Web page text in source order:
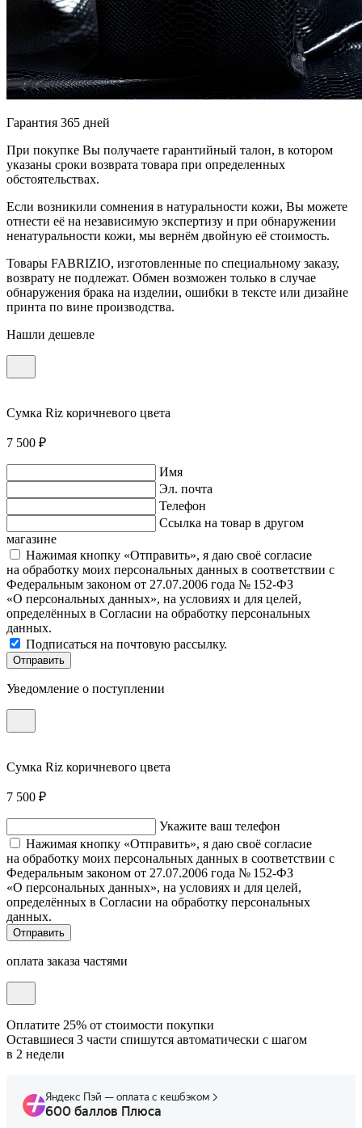
Гарантия 365 дней
При покупке Вы получаете гарантийный талон, в котором
указаны сроки возврата товара при определенных
обстоятельствах.
Если возникили сомнения в натуральности кожи, Вы можете
отнести её на независимую экспертизу и при обнаружении
ненатуральности кожи, мы вернём двойную её стоимость.
Товары FABRIZIO, изготовленные по специальному заказу,
возврату не подлежат. Обмен возможен только в случае
обнаружения брака на изделии, ошибки в тексте или дизайне
принта по вине производства.
Нашли дешевле
Сумка Riz коричневого цвета
7 500 ₽
Имя
Эл. почта
Телефон
Ссылка на товар в другом
магазине
Нажимая кнопку «Отправить», я даю своё согласие
на обработку моих персональных данных в соответствии с
Федеральным законом от 27.07.2006 года № 152-ФЗ
«О персональных данных», на условиях и для целей,
определённых в Согласии на обработку персональных
данных.
Подписаться на почтовую рассылку.
Отправить
Уведомление о поступлении
Сумка Riz коричневого цвета
7 500 ₽
Укажите ваш телефон
Нажимая кнопку «Отправить», я даю своё согласие
на обработку моих персональных данных в соответствии с
Федеральным законом от 27.07.2006 года № 152-ФЗ
«О персональных данных», на условиях и для целей,
определённых в Согласии на обработку персональных
данных.
Отправить
оплата заказа частями
Оплатите 25% от стоимости покупки
Оставшиеся 3 части спишутся автоматически с шагом
в 2 недели